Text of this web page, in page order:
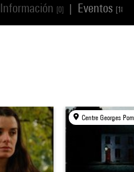
Información [0] Eventos [18]
Centre Georges